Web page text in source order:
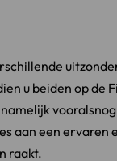
u beiden op de
aan een ervaren
raakt.